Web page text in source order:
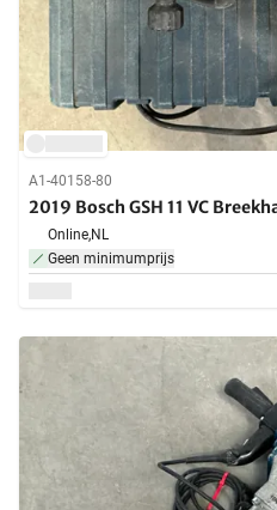
A1-40158-80
2019 Bosch GSH 11 VC
Online,NL
Geen minimumprijs